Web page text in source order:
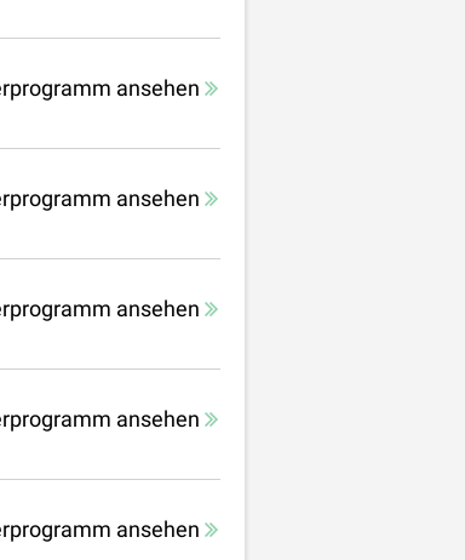
ansehen
ansehen
ansehen
ansehen
ansehen